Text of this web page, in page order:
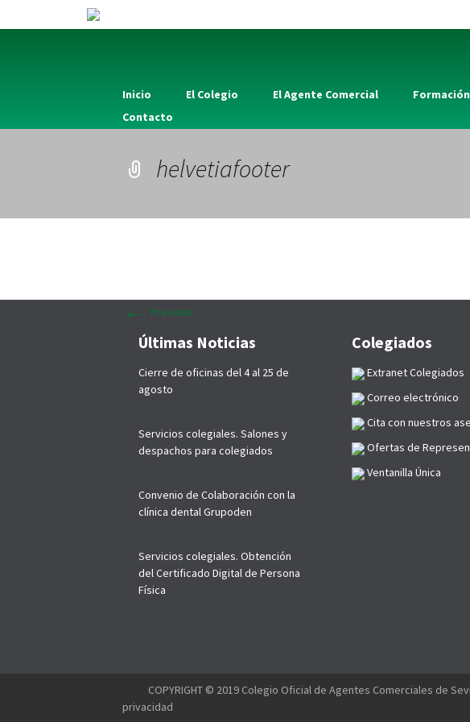
Inicio El Colegio El Agente Comercial Formación
Contacto
helvetiafooter
← Previous
Últimas Noticias
Cierre de oficinas del 4 al 25 de
agosto
Servicios colegiales. Salones y
despachos para colegiados
Convenio de Colaboración con la
clínica dental Grupoden
Servicios colegiales. Obtención
del Certificado Digital de Persona
Física
Colegiados
Extranet Colegiados
Correo electrónico
Cita con nuestros
Ofertas de
Ventanilla Única
COPYRIGHT © 2019 Colegio Oficial de Agentes Comerciales de
privacidad